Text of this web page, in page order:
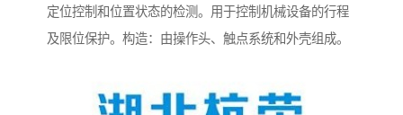
定位控制和位置状态的检测。用于控制机械设备的行程
及限位保护。构造：由操作头、触点系统和外壳组成。